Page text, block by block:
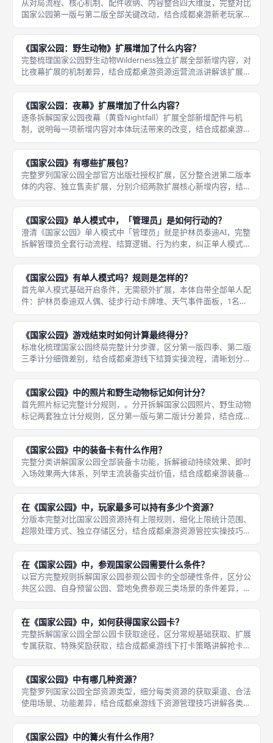
从对局流程、核心机制、配件收纳、内容整合四大维度，完整对比
国家公园第一版与第二版全部关键改动，结合成都桌游新老玩家的
游玩偏好划分适配人群。首先对局流程层面改动，。 1.季节数量：
第一版四季（春夏秋冬），存在冬季疲软赛季与季节资源损耗负面
效果
《国家公园：野生动物》扩展增加了什么内容？
完整梳理国家公园野生动物Wilderness独立扩展全部新增内容，对
比夜幕扩展的机制差异，结合成都桌游资源运营流派讲解该扩展的
实战价值。首先核心扩充方向：拓宽野生动物标记获取渠道。 本
体与夜幕扩展野生动物产出渠道有限，该扩展新增大量野生动物
《国家公园：夜幕》扩展增加了什么内容？
逐条拆解国家公园夜幕（黄昏Nightfall）扩展全部新增配件与机
制，说明每一项新增内容对本体玩法带来的改变，结合成都桌游扩
展局实战流派讲解新增内容的价值。每赛季步道新增带帐篷标记的
营地站点，玩家抵达后二选。 首先核心全新机制：营地扎营系统
《国家公园》有哪些扩展包？
完整罗列国家公园全部官方出版社授权扩展，区分整合进第二版本
体的内容、独立售卖扩展，分别介绍两款扩展核心新增内容，结合
成都桌游线下加扩游玩体验给出选购建议。首先第一款官方扩展：
黄昏，英文原名Nightfall，也译作夜幕，是最早推出的核心大型
《国家公园》单人模式中，「管理员」是如何行动的？
澄清《国家公园》单人模式中「管理员」就是护林员泰迪AI，完整
拆解管理员全套行动流程、结算逻辑、行为约束，纠正单人模式新
手对AI行动规则的认知误区。首先管理员基础设定，泰迪作为单人
模式唯一AI对手，开局拥有两名登山者人偶，固定先手行动权，每
一
《国家公园》有单人模式吗？规则是怎样的？
首先单人模式基础开启条件，无需额外扩展，本体自带全部单人配
件：护林员泰迪双人偶、徒步行动卡牌堆、天气事件面板，1名玩
家即可独立开局，适配独自休闲、练习路线规划、刷高分纪录的场
景。完整拆解国家公园单人模式全套游玩规则，区分标准单人与志
愿者高阶
《国家公园》游戏结束时如何计算最终得分？
标准化梳理国家公园终局完整计分步骤，区分第一版四季、第二版
三季计分细微差别，结合成都桌游线下结算实操流程，清晰划分每
一项得分来源。首先全局统一计分先后顺序，所有季节全部完成
后，按以下顺序逐项累加分数，中途不做取舍、不扣除分数：2.照
片标记得
《国家公园》中的照片和野生动物标记如何计分？
首先照片标记完整计分规则，。分开拆解国家公园照片、野生动物
标记两套独立计分规则，区分第一版与第二版计分差异，结合成都
桌游上分思路讲解两类道具的得分性价比。 1.基础固定分：无论版
本，每成功拍摄1张照片，终局统一计1分，拍照站点、营地免费拍
照
《国家公园》中的装备卡有什么作用？
完整分类讲解国家公园全部装备卡功能，拆解被动持续效果、即时
入场效果两大体系，列举主流装备实战价值，结合成都桌游装备搭
配流派讲解最优采购思路。首先。 第一类：持续被动型装备（本
局永久生效，核心价值装备），。1.指南针：每次移动徒步者额外
多前进
在《国家公园》中，玩家最多可以持有多少个资源？
分版本完整对比国家公园资源持有上限规则，细化上限统计范围、
超限处理方式、独立存储区分，结合成都桌游资源管控实操技巧讲
解上限对局影响。首先第二版硬性上限规则，每位玩家个人背包最
多同时存放12枚资源，统计范围包含阳光、水、森林、山岳四类基
础资源
在《国家公园》中，参观国家公园需要什么条件？
以官方完整规则拆解国家公园参观公园卡的全部硬性条件，区分公
共区公园、自身预留公园、营地免费参观三类场景的条件差异，纠
正新手打卡常见误区。首先通用基础硬性条件。 一：行动场地限
制。玩家必须将徒步者移动至步道带有公园图标的专属站点，在本
次站点行
在《国家公园》中，如何获得国家公园卡？
完整拆解国家公园全部公园卡获取途径，区分常规基础获取、扩展
专属获取、特殊奖励获取，结合成都桌游线下打卡策略讲解抢卡最
优思路。首先核心常规获取渠道：公共展示区刷新。 游戏开局从
公园牌堆抽取固定数量卡牌放置桌面公共区域，第二版常设3张、
第一版为
《国家公园》中有哪几种资源？
完整罗列国家公园全部资源类型，细分每类资源的获取渠道、合法
使用场景、功能差异，结合成都桌游线下资源管理技巧讲解各类资
源的优先级。首先四大基础资源（通用消耗资源），。 1.阳光：核
心刚需资源，主要用于购买全部装备卡，同时可支付公园通用成
本、拍
《国家公园》中的篝火有什么作用？